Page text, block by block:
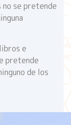
se pretende
e
pretende
de los